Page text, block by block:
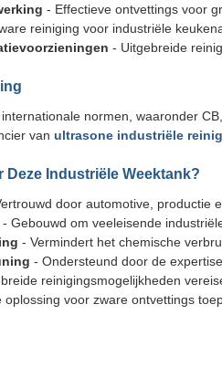
- Effectieve ontvettings voor
reiniging voor industriële
- Uitgebreide
normen, waaronder
van ultrasone industriële
Deze Industriële Weektank?
door automotive, productie
- Gebouwd om veeleisende
- Vermindert het chemische
- Ondersteund door de
reinigingsmogelijkheden
voor zware ontvettings